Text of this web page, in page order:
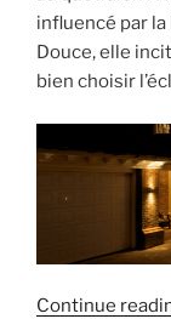
influencé par
Douce, elle
bien choisir
Continue